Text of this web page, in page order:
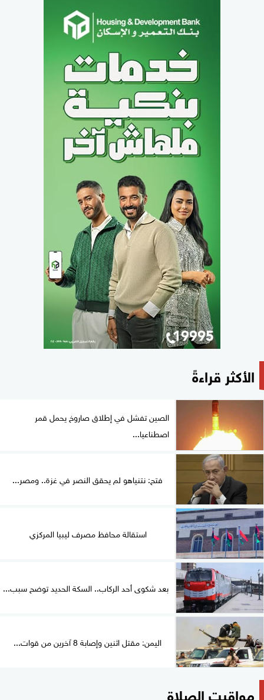
الأكثر قراءةً
الصين تفشل في إطلاق صاروخ يحمل قمر
اصطناعيا...
فتح: نتنياهو لم يحقق النصر في غزة.. ومصر...
استقالة محافظ مصرف ليبيا المركزي
بعد شكوى أحد الركاب.. السكة الحديد توضح سبب...
اليمن: مقتل اثنين وإصابة 8 آخرين من قوات...
مواقيت الصلاة